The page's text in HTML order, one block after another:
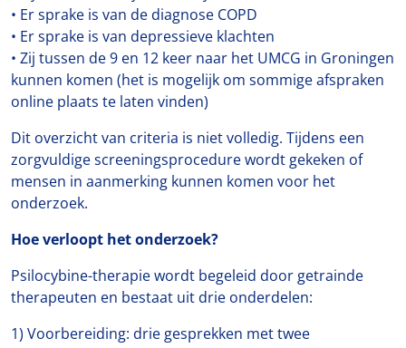
• Er sprake is van de diagnose COPD
• Er sprake is van depressieve klachten
• Zij tussen de 9 en 12 keer naar het UMCG in Groningen
kunnen komen (het is mogelijk om sommige afspraken
online plaats te laten vinden)
Dit overzicht van criteria is niet volledig. Tijdens een
zorgvuldige screeningsprocedure wordt gekeken of
mensen in aanmerking kunnen komen voor het
onderzoek.
Hoe verloopt het onderzoek?
Psilocybine-therapie wordt begeleid door getrainde
therapeuten en bestaat uit drie onderdelen:
1) Voorbereiding: drie gesprekken met twee